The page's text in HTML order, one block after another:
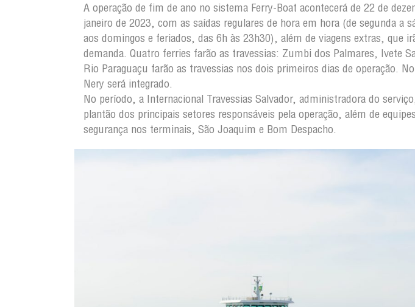
A operação de fim de ano no sistema Ferry-Boat acontecerá de 22 de
janeiro de 2023, com as saídas regulares de hora em hora (de segunda a
aos domingos e feriados, das 6h às 23h30), além de viagens extras, que
demanda. Quatro ferries farão as travessias: Zumbi dos Palmares, Ivete
Rio Paraguaçu farão as travessias nos dois primeiros dias de operação.
Nery será integrado.
No período, a Internacional Travessias Salvador, administradora do
plantão dos principais setores responsáveis pela operação, além de
segurança nos terminais, São Joaquim e Bom Despacho.